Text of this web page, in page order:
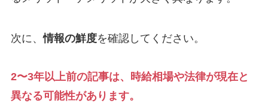
次に、情報の鮮度を確認してください。
2〜3年以上前の記事は、時給相場や法律が現在と
異なる可能性があります。